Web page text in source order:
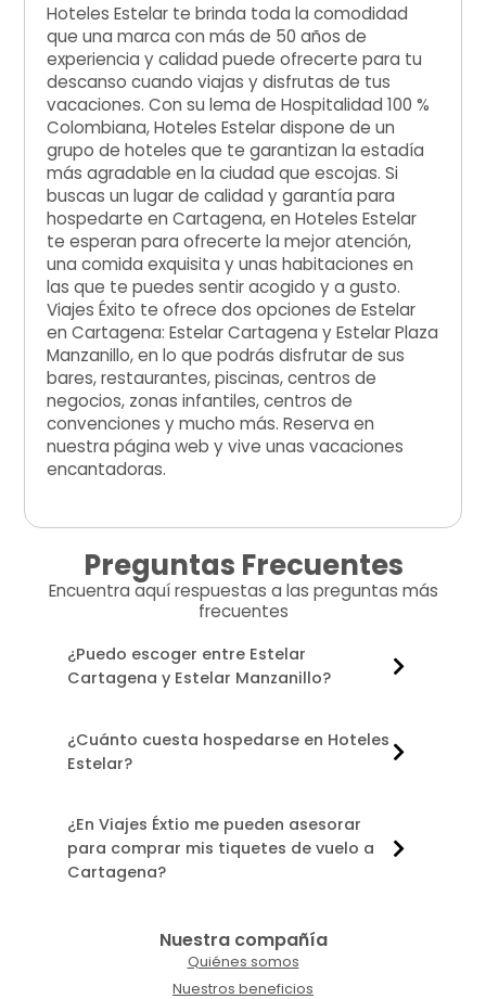
Hoteles Estelar te brinda toda la comodidad
que una marca con más de 50 años de
experiencia y calidad puede ofrecerte para tu
descanso cuando viajas y disfrutas de tus
vacaciones. Con su lema de Hospitalidad 100 %
Colombiana, Hoteles Estelar dispone de un
grupo de hoteles que te garantizan la estadía
más agradable en la ciudad que escojas. Si
buscas un lugar de calidad y garantía para
hospedarte en Cartagena, en Hoteles Estelar
te esperan para ofrecerte la mejor atención,
una comida exquisita y unas habitaciones en
las que te puedes sentir acogido y a gusto.
Viajes Éxito te ofrece dos opciones de Estelar
en Cartagena: Estelar Cartagena y Estelar Plaza
Manzanillo, en lo que podrás disfrutar de sus
bares, restaurantes, piscinas, centros de
negocios, zonas infantiles, centros de
convenciones y mucho más. Reserva en
nuestra página web y vive unas vacaciones
encantadoras.
Preguntas Frecuentes
Encuentra aquí respuestas a las preguntas más
frecuentes
¿Puedo escoger entre Estelar
Cartagena y Estelar Manzanillo?
¿Cuánto cuesta hospedarse en Hoteles
Estelar?
¿En Viajes Éxtio me pueden asesorar
para comprar mis tiquetes de vuelo a
Cartagena?
Nuestra compañía
Quiénes somos
Nuestros beneficios